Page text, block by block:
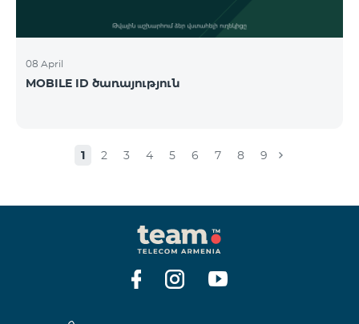
08 April
MOBILE ID ծառայություն
1 2 3 4 5 6 7 8 9